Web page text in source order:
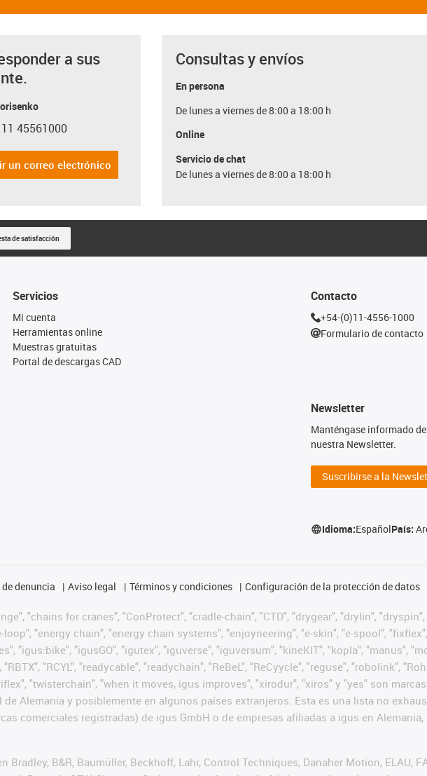
a sus
phone
45561000
un correo electrónico
Consultas y envíos
En persona
De lunes a viernes de 8:00 a 18:00 h
Online
Servicio de chat
De lunes a viernes de 8:00 a 18:00 h
de satisfacción
Servicios
Mi cuenta
Herramientas online
Muestras gratuitas
Portal de descargas CAD
Contacto
+54-(0)11-4556-1000
Formulario de contacto
Newsletter
Manténgase informado
nuestra Newsletter.
Suscribirse a la
Idioma:EspañolPaís:
denuncia Aviso legal Términos y condiciones Configuración de la protección de datos
"chains for cranes", "ConProtect", "cradle-chain", "CTD", "drygear", "drylin",
"energy chain", "energy chain systems", "enjoyneering", "e-skin", "e-spool",
"igus:bike", "igusGO", "igutex", "iguverse", "iguversum", "kineKIT", "kopla", "manus",
"RCYL", "readycable", "readychain", "ReBeL", "ReCyycle", "reguse", "robolink",
"twisterchain", "when it moves, igus improves", "xirodur", "xiros" y "yes" son
Alemania y posiblemente en algunos países extranjeros. Esta es una lista no
comerciales registradas) de igus GmbH o de empresas afiliadas a igus en Alemania,
B&R, Baumüller, Beckhoff, Lahr, Control Techniques, Danaher Motion, ELAU,